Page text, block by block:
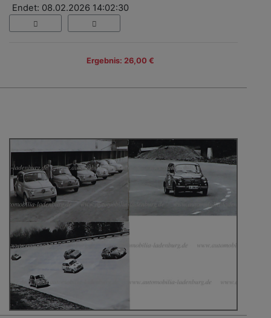
Endet: 08.02.2026 14:02:30
Ergebnis: 26,00 €